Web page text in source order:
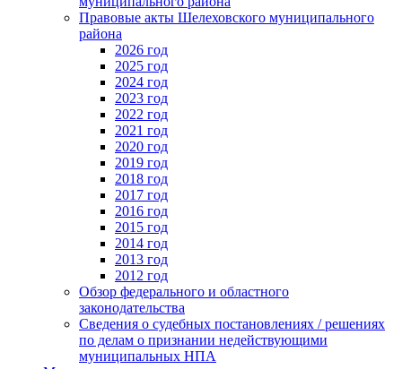
Правовые акты Шелеховского муниципального
района
2026 год
2025 год
2024 год
2023 год
2022 год
2021 год
2020 год
2019 год
2018 год
2017 год
2016 год
2015 год
2014 год
2013 год
2012 год
Обзор федерального и областного
законодательства
Сведения о судебных постановлениях / решениях
по делам о признании недействующими
муниципальных НПА